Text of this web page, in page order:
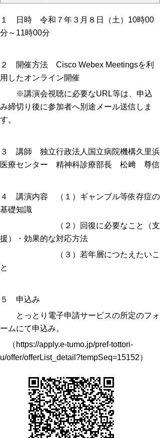
１ 日時 令和７年３月８日（土）10時00
分～ 11時00分
２ 開催方法 Cisco Webex Meetingsを利
用したオンライン開催
※講演会視聴に必要なURL等は、申込
み締切り後に参加者へ別途メール送信しま
す。
３ 講師 独立行政法人国立病院機構久里浜
医療センター 精神科診療部長 松﨑 尊信
４ 講演内容 （１）ギャンブル等依存症の
基礎知識
（２）回復に必要なこと（支
援）・効果的な対応方法
（３）若年層につたえたいこ
と
５ 申込み
とっとり電子申請サービスの所定のフォ
ームにて申込み。
（ https://apply.e-tumo.jp/pref-tottori-
u/offer/offerList_detail?tempSeq=15152）